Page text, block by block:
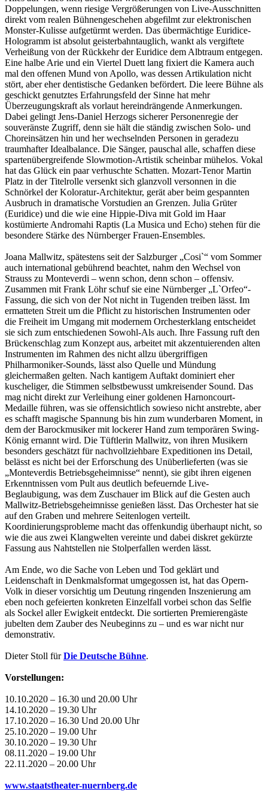
Doppelungen, wenn riesige Vergrößerungen von Live-Ausschnitten
direkt vom realen Bühnengeschehen abgefilmt zur elektronischen
Monster-Kulisse aufgetürmt werden. Das übermächtige Euridice-
Hologramm ist absolut geisterbahntauglich, wankt als vergiftete
Verheißung von der Rückkehr der Euridice dem Albtraum entgegen.
Eine halbe Arie und ein Viertel Duett lang fixiert die Kamera auch
mal den offenen Mund von Apollo, was dessen Artikulation nicht
stört, aber eher dentistische Gedanken befördert. Die leere Bühne als
geschickt genutztes Erfahrungsfeld der Sinne hat mehr
Überzeugungskraft als vorlaut hereindrängende Anmerkungen.
Dabei gelingt Jens-Daniel Herzogs sicherer Personenregie der
souveränste Zugriff, denn sie hält die ständig zwischen Solo- und
Choreinsätzen hin und her wechselnden Personen in geradezu
traumhafter Idealbalance. Die Sänger, pauschal alle, schaffen diese
spartenübergreifende Slowmotion-Artistik scheinbar mühelos. Vokal
hat das Glück ein paar verhuschte Schatten. Mozart-Tenor Martin
Platz in der Titelrolle versenkt sich glanzvoll versonnen in die
Schnörkel der Koloratur-Architektur, gerät aber beim gespannten
Ausbruch in dramatische Vorstudien an Grenzen. Julia Grüter
(Euridice) und die wie eine Hippie-Diva mit Gold im Haar
kostümierte Andromahi Raptis (La Musica und Echo) stehen für die
besondere Stärke des Nürnberger Frauen-Ensembles.
Joana Mallwitz, spätestens seit der Salzburger „Cosi`“ vom Sommer
auch international gebührend beachtet, nahm den Wechsel von
Strauss zu Monteverdi – wenn schon, denn schon – offensiv.
Zusammen mit Frank Löhr schuf sie eine Nürnberger „L`Orfeo“-
Fassung, die sich von der Not nicht in Tugenden treiben lässt. Im
ermatteten Streit um die Pflicht zu historischen Instrumenten oder
die Freiheit im Umgang mit modernem Orchesterklang entscheidet
sie sich zum entschiedenen Sowohl-Als auch. Ihre Fassung ruft den
Brückenschlag zum Konzept aus, arbeitet mit akzentuierenden alten
Instrumenten im Rahmen des nicht allzu übergriffigen
Philharmoniker-Sounds, lässt also Quelle und Mündung
gleichermaßen gelten. Nach kantigem Auftakt dominiert eher
kuscheliger, die Stimmen selbstbewusst umkreisender Sound. Das
mag nicht direkt zur Verleihung einer goldenen Harnoncourt-
Medaille führen, was sie offensichtlich sowieso nicht anstrebte, aber
es schafft magische Spannung bis hin zum wunderbaren Moment, in
dem der Barockmusiker mit lockerer Hand zum temporären Swing-
König ernannt wird. Die Tüftlerin Mallwitz, von ihren Musikern
besonders geschätzt für nachvollziehbare Expeditionen ins Detail,
belässt es nicht bei der Erforschung des Unüberlieferten (was sie
„Monteverdis Betriebsgeheimnisse“ nennt), sie gibt ihren eigenen
Erkenntnissen vom Pult aus deutlich befeuernde Live-
Beglaubigung, was dem Zuschauer im Blick auf die Gesten auch
Mallwitz-Betriebsgeheimnisse genießen lässt. Das Orchester hat sie
auf den Graben und mehrere Seitenlogen verteilt.
Koordinierungsprobleme macht das offenkundig überhaupt nicht, so
wie die aus zwei Klangwelten vereinte und dabei diskret gekürzte
Fassung aus Nahtstellen nie Stolperfallen werden lässt.
Am Ende, wo die Sache von Leben und Tod geklärt und
Leidenschaft in Denkmalsformat umgegossen ist, hat das Opern-
Volk in dieser vorsichtig um Deutung ringenden Inszenierung am
eben noch gefeierten konkreten Einzelfall vorbei schon das Selfie
als Sockel aller Ewigkeit entdeckt. Die sortierten Premierengäste
jubelten dem Zauber des Neubeginns zu – und es war nicht nur
demonstrativ.
Dieter Stoll fürDie Deutsche Bühne.
Vorstellungen:
10.10.2020 – 16.30 und 20.00 Uhr
14.10.2020 – 19.30 Uhr
17.10.2020 – 16.30 Und 20.00 Uhr
25.10.2020 – 19.00 Uhr
30.10.2020 – 19.30 Uhr
08.11.2020 – 19.00 Uhr
22.11.2020 – 20.00 Uhr
www.staatstheater-nuernberg.de